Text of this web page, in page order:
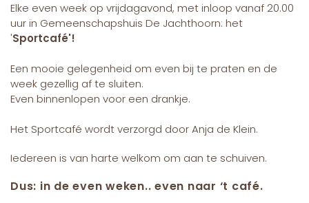
Elke even week op vrijdagavond, met inloop vanaf 20.00
uur in Gemeenschapshuis De Jachthoorn: het
'Sportcafé'!
Een mooie gelegenheid om even bij te praten en de
week gezellig af te sluiten.
Even binnenlopen voor een drankje.
Het Sportcafé wordt verzorgd doorAnja de Klein.
Iedereen is van harte welkom om aan te schuiven.
Dus: in de even weken.. even naar ‘t café.